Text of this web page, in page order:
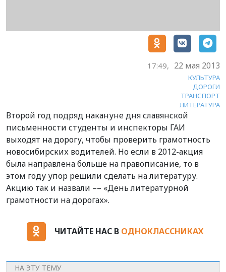
17:49, 22 мая 2013
КУЛЬТУРА
ДОРОГИ
ТРАНСПОРТ
ЛИТЕРАТУРА
Второй год подряд накануне дня славянской
письменности студенты и инспекторы ГАИ
выходят на дорогу, чтобы проверить грамотность
новосибирских водителей. Но если в 2012-акция
была направлена больше на правописание, то в
этом году упор решили сделать на литературу.
Акцию так и назвали –– «День литературной
грамотности на дорогах».
ЧИТАЙТЕ НАС В ОДНОКЛАССНИКАХ
НА ЭТУ ТЕМУ